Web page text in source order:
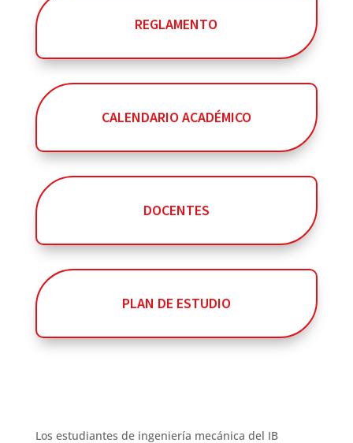
REGLAMENTO
CALENDARIO ACADÉMICO
DOCENTES
PLAN DE ESTUDIO
Los estudiantes de ingeniería mecánica del IB